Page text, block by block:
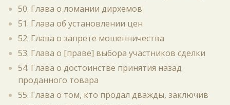
50. Глава о ломании дирхемов
51. Глава об установлении цен
52. Глава о запрете мошенничества
53. Глава о [праве] выбора участников сделки
54. Глава о достоинстве принятия назад
проданного товара
55. Глава о том, кто продал дважды, заключив